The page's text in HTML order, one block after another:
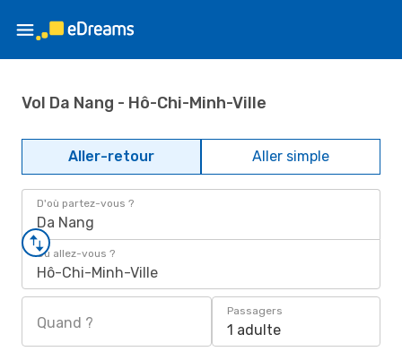
Vol Da Nang - Hô-Chi-Minh-Ville
Aller-retour Aller simple
D'où partez-vous ?
Da Nang
Où allez-vous ?
Hô-Chi-Minh-Ville
Quand ?
Passagers
1 adulte